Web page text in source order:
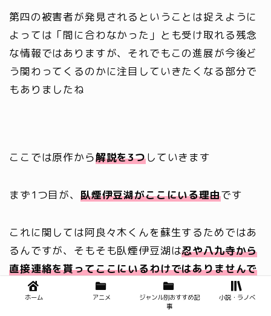
第四の被害者が発見されるということは捉えように
よっては「間に合わなかった」とも受け取れる残念
な情報ではありますが、それでもこの進展が今後ど
う関わってくるのかに注目していきたくなる部分で
もありましたね
ここでは原作から解説を3つしていきます
まず1つ目が、 臥煙伊豆湖がここにいる理由です
これに関しては阿良々木くんを蘇生するためではあ
るんですが、そもそも臥煙伊豆湖は忍や八九寺から
直接連絡を貰ってここにいるわけではありませんで
した
ホーム アニメ
ジャンル別おすすめ記
事
小説・ラノベ